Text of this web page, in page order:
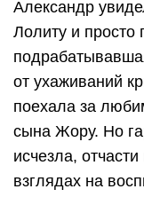
Александр
Лолиту и просто
от ухаживаний
поехала за
сына Жору. Но
исчезла,
взглядах на